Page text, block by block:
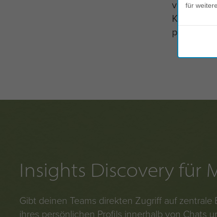
virtuellen
Insights Discovery für
Gibt deinen Teams direkten Zugriff auf zentrale
ihres persönlichen Profils innerhalb von Chats
für